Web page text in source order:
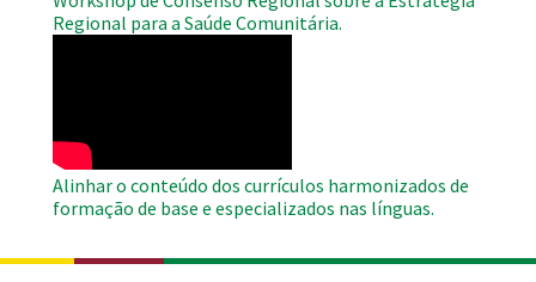
Regional para a Saúde Comunitária.
Alinhar o conteúdo dos currículos harmonizados de
formação de base e especializados nas línguas.